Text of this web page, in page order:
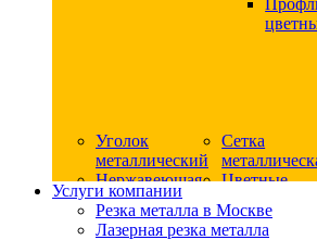
Уголок
металлический
Сетка
Нержавеющая
сталь
Квадрат
Цветные
Услуги компании
Резка металла в Москве
Лазерная резка металла